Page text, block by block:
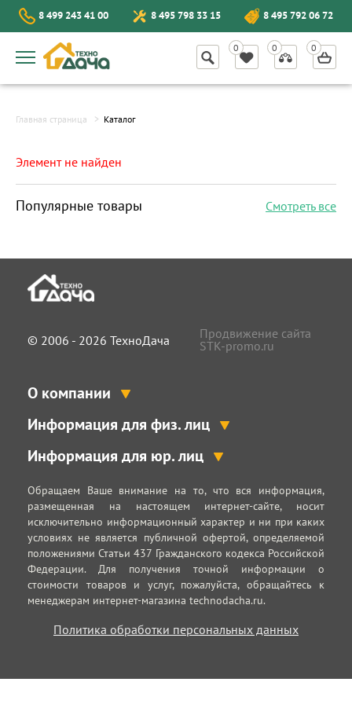
8 499 243 41 00 8 495 798 33 15 8 495 792 06 72
Главная страница Каталог
Элемент не найден
Популярные товары Смотреть все
© 2006 - 2026 ТехноДача
Продвижение сайта
STK-promo.ru
О компании
Информация для физ. лиц
Информация для юр. лиц
Обращаем Ваше внимание на то, что вся информация,
размещенная на настоящем интернет-сайте, носит
исключительно информационный характер и ни при каких
условиях не является публичной офертой, определяемой
положениями Статьи 437 Гражданского кодекса Российской
Федерации. Для получения точной информации о
стоимости товаров и услуг, пожалуйста, обращайтесь к
менеджерам интернет-магазина technodacha.ru.
Политика обработки персональных данных